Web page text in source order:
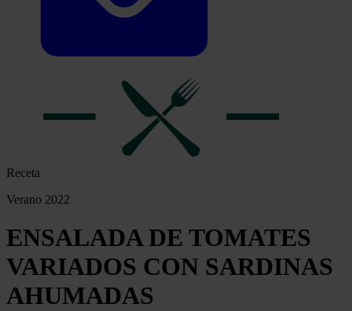
Receta
Verano 2022
ENSALADA DE TOMATES
VARIADOS CON SARDINAS
AHUMADAS